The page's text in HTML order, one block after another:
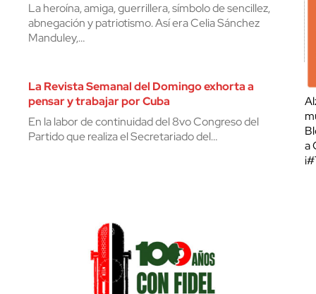
La heroína, amiga, guerrillera, símbolo de sencillez,
abnegación y patriotismo. Así era Celia Sánchez
Manduley,…
La Revista Semanal del Domingo exhorta a
pensar y trabajar por Cuba
En la labor de continuidad del 8vo Congreso del
Partido que realiza el Secretariado del…
a